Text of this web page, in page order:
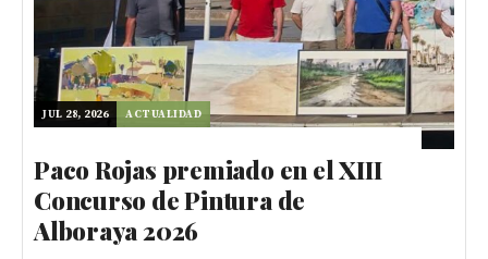
JUL 28, 2026 ACTUALIDAD
Paco Rojas premiado en el XIII
Concurso de Pintura de
Alboraya 2026